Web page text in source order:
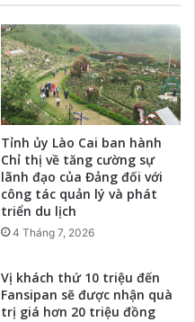
Tỉnh ủy Lào Cai ban hành
Chỉ thị về tăng cường sự
lãnh đạo của Đảng đối với
công tác quản lý và phát
triển du lịch
4 Tháng 7, 2026
Vị khách thứ 10 triệu đến
Fansipan sẽ được nhận quà
trị giá hơn 20 triệu đồng